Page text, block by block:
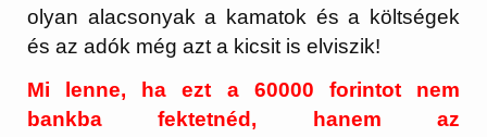
olyan alacsonyak a kamatok és a költségek
és az adók még azt a kicsit is elviszik!
Mi lenne, ha ezt a 60000 forintot nem
bankba fektetnéd, hanem az